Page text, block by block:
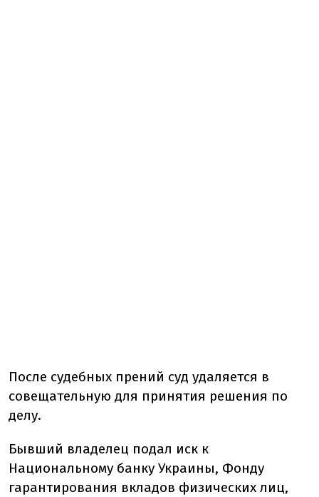
После судебных прений суд удаляется в
совещательную для принятия решения по
делу.
Бывший владелец подал иск к
Национальному банку Украины, Фонду
гарантирования вкладов физических лиц,